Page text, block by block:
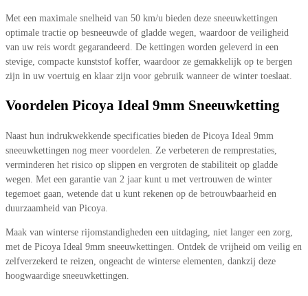
Met een maximale snelheid van 50 km/u bieden deze sneeuwkettingen
optimale tractie op besneeuwde of gladde wegen, waardoor de veiligheid
van uw reis wordt gegarandeerd. De kettingen worden geleverd in een
stevige, compacte kunststof koffer, waardoor ze gemakkelijk op te bergen
zijn in uw voertuig en klaar zijn voor gebruik wanneer de winter toeslaat.
Voordelen Picoya Ideal 9mm Sneeuwketting
Naast hun indrukwekkende specificaties bieden de Picoya Ideal 9mm
sneeuwkettingen nog meer voordelen. Ze verbeteren de remprestaties,
verminderen het risico op slippen en vergroten de stabiliteit op gladde
wegen. Met een garantie van 2 jaar kunt u met vertrouwen de winter
tegemoet gaan, wetende dat u kunt rekenen op de betrouwbaarheid en
duurzaamheid van Picoya.
Maak van winterse rijomstandigheden een uitdaging, niet langer een zorg,
met de Picoya Ideal 9mm sneeuwkettingen. Ontdek de vrijheid om veilig en
zelfverzekerd te reizen, ongeacht de winterse elementen, dankzij deze
hoogwaardige sneeuwkettingen.